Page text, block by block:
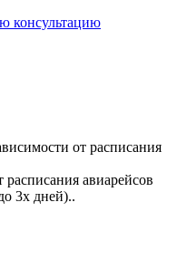
консультацию
от расписания
расписания авиарейсов
3х дней)..